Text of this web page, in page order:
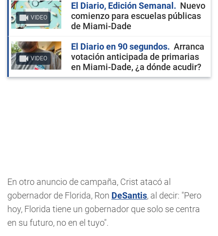
VIDEO
El Diario, Edición Semanal
Nuevo
comienzo para escuelas públicas
de Miami-Dade
VIDEO
El Diario en 90 segundos
Arranca
votación anticipada de primarias
en Miami-Dade, ¿a dónde acudir?
En otro anuncio de campaña, Crist atacó al
gobernador de Florida, Ron DeSantis, al decir: "Pero
hoy, Florida tiene un gobernador que solo se centra
en su futuro, no en el tuyo".